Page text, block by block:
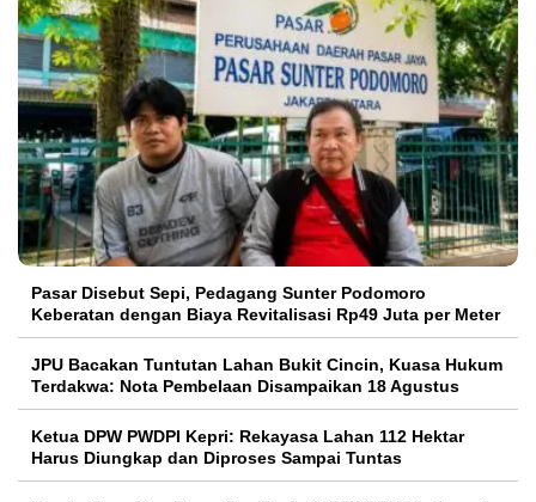
Pasar Disebut Sepi, Pedagang Sunter Podomoro
Keberatan dengan Biaya Revitalisasi Rp49 Juta per Meter
JPU Bacakan Tuntutan Lahan Bukit Cincin, Kuasa Hukum
Terdakwa: Nota Pembelaan Disampaikan 18 Agustus
Ketua DPW PWDPI Kepri: Rekayasa Lahan 112 Hektar
Harus Diungkap dan Diproses Sampai Tuntas